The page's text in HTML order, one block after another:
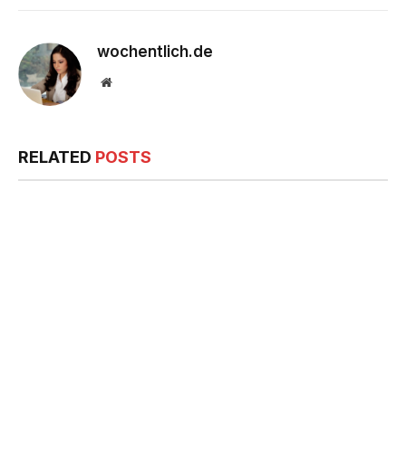
wochentlich.de
Website
RELATED POSTS